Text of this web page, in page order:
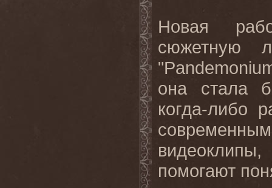
Новая
сюжетную
она стала
когда-либо
помогают